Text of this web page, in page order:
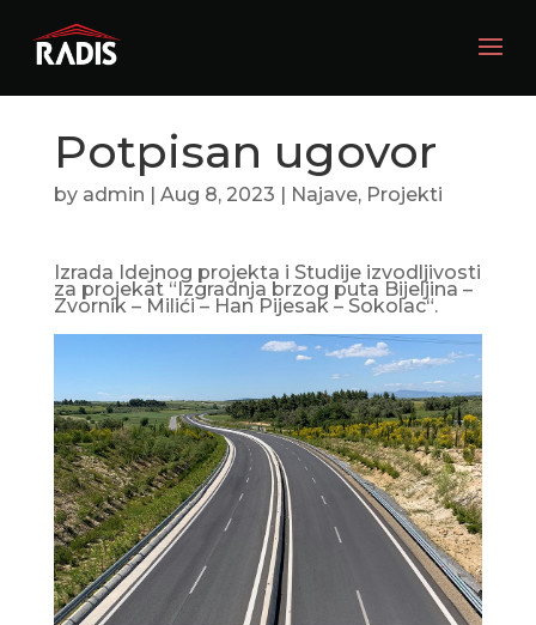
Potpisan ugovor
by admin | Aug 8, 2023 | Najave, Projekti
Izrada Idejnog projekta i Studije izvodljivosti
za projekat “Izgradnja brzog puta Bijeljina –
Zvornik – Milići – Han Pijesak – Sokolac“.